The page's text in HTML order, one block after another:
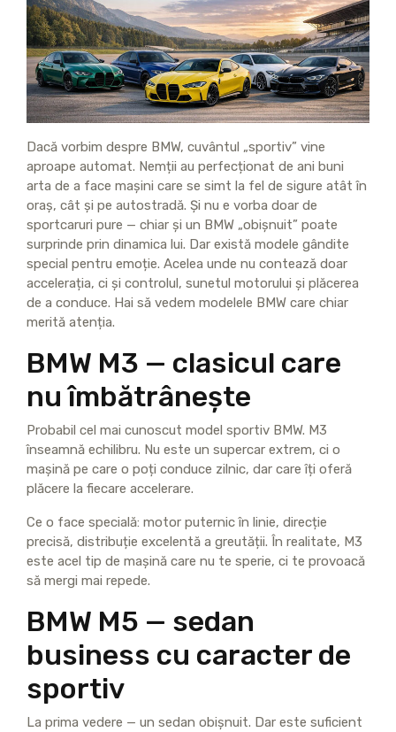
Dacă vorbim despre BMW, cuvântul „sportiv” vine
aproape automat. Nemții au perfecționat de ani buni
arta de a face mașini care se simt la fel de sigure atât în
oraș, cât și pe autostradă. Și nu e vorba doar de
sportcaruri pure — chiar și un BMW „obișnuit” poate
surprinde prin dinamica lui. Dar există modele gândite
special pentru emoție. Acelea unde nu contează doar
accelerația, ci și controlul, sunetul motorului și plăcerea
de a conduce. Hai să vedem modelele BMW care chiar
merită atenția.
BMW M3 — clasicul care
nu îmbătrânește
Probabil cel mai cunoscut model sportiv BMW. M3
înseamnă echilibru. Nu este un supercar extrem, ci o
mașină pe care o poți conduce zilnic, dar care îți oferă
plăcere la fiecare accelerare.
Ce o face specială: motor puternic în linie, direcție
precisă, distribuție excelentă a greutății. În realitate, M3
este acel tip de mașină care nu te sperie, ci te provoacă
să mergi mai repede.
BMW M5 — sedan
business cu caracter de
sportiv
La prima vedere — un sedan obișnuit. Dar este suficient